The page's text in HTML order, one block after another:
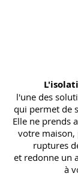
l'une des
qui permet de
Elle ne prends
votre
ruptures
et redonne un
à